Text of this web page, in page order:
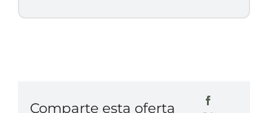
Comparte esta oferta